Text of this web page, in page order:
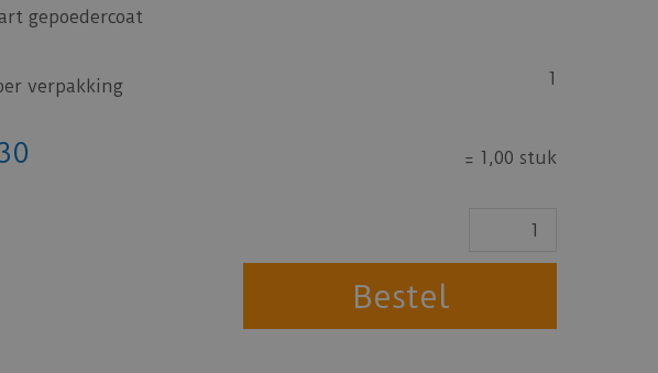
gepoedercoat
verpakking 1
30 = 1,00 stuk